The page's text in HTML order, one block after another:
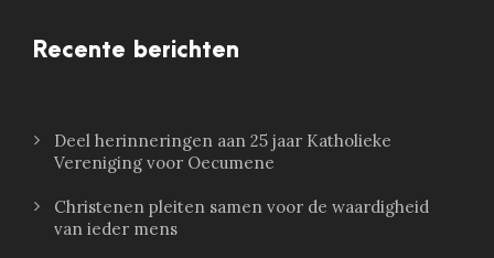
Recente berichten
Deel herinneringen aan 25 jaar Katholieke
Vereniging voor Oecumene
Christenen pleiten samen voor de waardigheid
van ieder mens